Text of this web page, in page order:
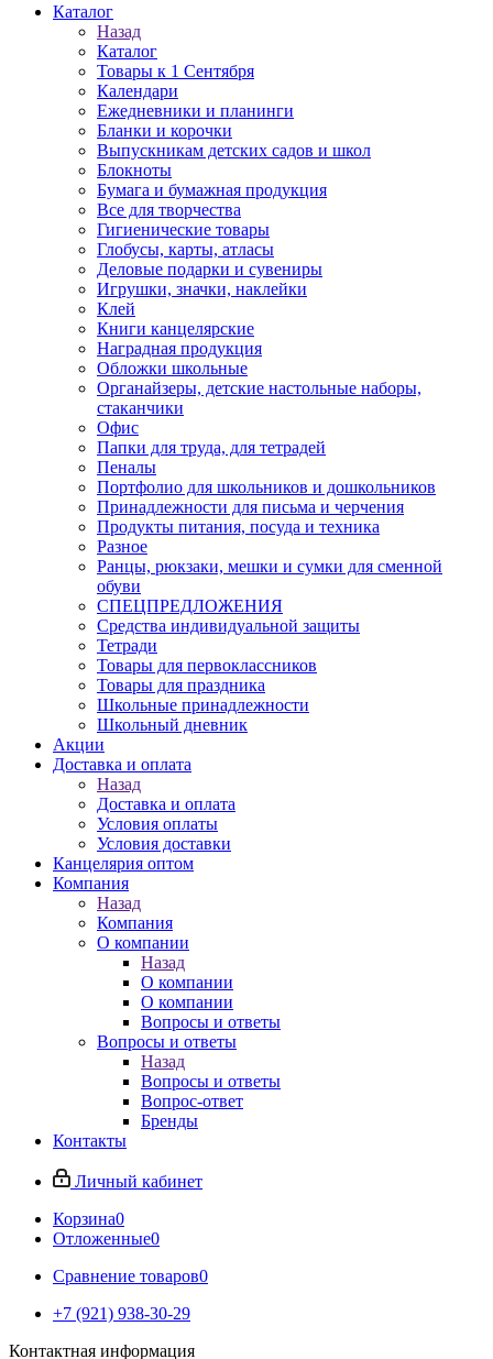
Каталог
Назад
Каталог
Товары к 1 Сентября
Календари
Ежедневники и планинги
Бланки и корочки
Выпускникам детских садов и школ
Блокноты
Бумага и бумажная продукция
Все для творчества
Гигиенические товары
Глобусы, карты, атласы
Деловые подарки и сувениры
Игрушки, значки, наклейки
Клей
Книги канцелярские
Наградная продукция
Обложки школьные
Органайзеры, детские настольные наборы,
стаканчики
Офис
Папки для труда, для тетрадей
Пеналы
Портфолио для школьников и дошкольников
Принадлежности для письма и черчения
Продукты питания, посуда и техника
Разное
Ранцы, рюкзаки, мешки и сумки для сменной
обуви
СПЕЦПРЕДЛОЖЕНИЯ
Средства индивидуальной защиты
Тетради
Товары для первоклассников
Товары для праздника
Школьные принадлежности
Школьный дневник
Акции
Доставка и оплата
Назад
Доставка и оплата
Условия оплаты
Условия доставки
Канцелярия оптом
Компания
Назад
Компания
О компании
Назад
О компании
О компании
Вопросы и ответы
Вопросы и ответы
Назад
Вопросы и ответы
Вопрос-ответ
Бренды
Контакты
Личный кабинет
Корзина0
Отложенные0
Сравнение товаров0
+7 (921) 938-30-29
Контактная информация